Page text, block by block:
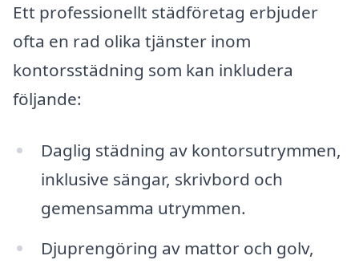
Ett professionellt städföretag erbjuder
ofta en rad olika tjänster inom
kontorsstädning som kan inkludera
följande:
Daglig städning av kontorsutrymmen,
inklusive sängar, skrivbord och
gemensamma utrymmen.
Djuprengöring av mattor och golv,